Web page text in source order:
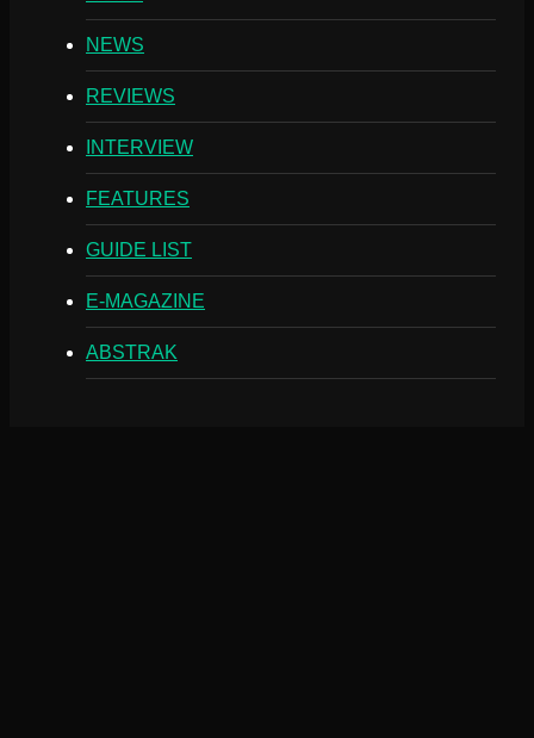
NEWS
REVIEWS
INTERVIEW
FEATURES
GUIDE LIST
E-MAGAZINE
ABSTRAK